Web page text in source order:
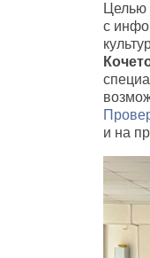
Целью
с
и на